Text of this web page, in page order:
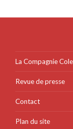
La Compagnie
Revue de presse
Contact
Plan du site